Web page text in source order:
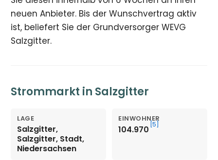
neuen Anbieter. Bis der Wunschvertrag aktiv
ist, beliefert Sie der Grundversorger WEVG
Salzgitter.
Strommarkt in Salzgitter
LAGE
Salzgitter,
Salzgitter, Stadt,
Niedersachsen
EINWOHNER
104.970 [5]